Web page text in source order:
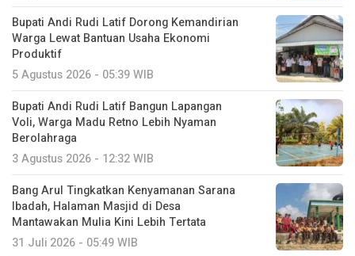
Bupati Andi Rudi Latif Dorong Kemandirian
Warga Lewat Bantuan Usaha Ekonomi
Produktif
5 Agustus 2026 - 05:39 WIB
Bupati Andi Rudi Latif Bangun Lapangan
Voli, Warga Madu Retno Lebih Nyaman
Berolahraga
3 Agustus 2026 - 12:32 WIB
Bang Arul Tingkatkan Kenyamanan Sarana
Ibadah, Halaman Masjid di Desa
Mantawakan Mulia Kini Lebih Tertata
31 Juli 2026 - 05:49 WIB